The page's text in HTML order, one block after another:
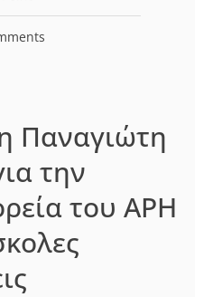
Παναγιώτη
την
του ΑΡΗ